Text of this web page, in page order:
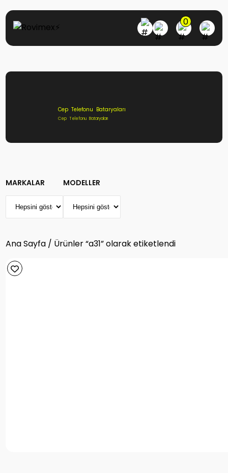
0
Cep Telefonu Bataryaları
Cep Telefonu Bataryaları
MARKALAR MODELLER
Ana Sayfa / Ürünler “a31” olarak etiketlendi